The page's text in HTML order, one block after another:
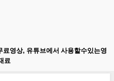
영상, 유튜브에서 사용할수있는영
료